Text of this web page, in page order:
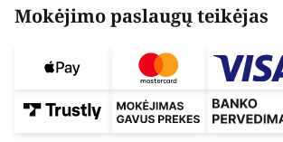
Mokėjimo paslaugų teikėjas